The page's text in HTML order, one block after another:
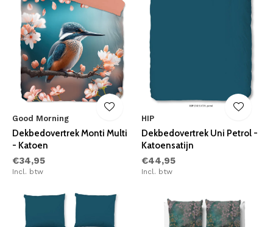
Good Morning
Dekbedovertrek Monti Multi
- Katoen
€34,95
Incl. btw
HIP
Dekbedovertrek Uni Petrol -
Katoensatijn
€44,95
Incl. btw